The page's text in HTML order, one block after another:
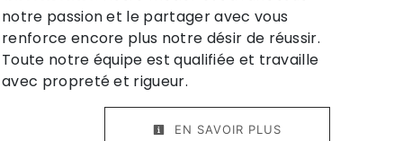
notre passion et le partager avec vous
renforce encore plus notre désir de réussir.
Toute notre équipe est qualifiée et travaille
avec propreté et rigueur.
EN SAVOIR PLUS